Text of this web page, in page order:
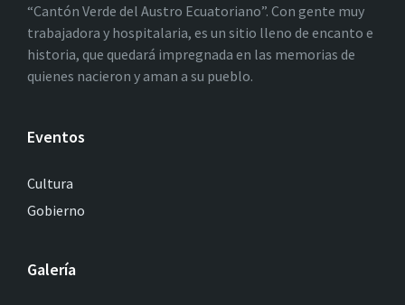
“Cantón Verde del Austro Ecuatoriano”. Con gente muy
trabajadora y hospitalaria, es un sitio lleno de encanto e
historia, que quedará impregnada en las memorias de
quienes nacieron y aman a su pueblo.
Eventos
Cultura
Gobierno
Galería